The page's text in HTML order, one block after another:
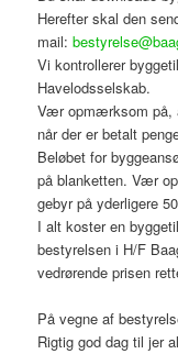
Herefter skal den
mail:
Vi kontrollerer
Havelodsselskab.
Vær opmærksom på,
når der er betalt
Beløbet for
på blanketten. Vær
gebyr på yderligere
I alt koster en
bestyrelsen i H/F
vedrørende prisen
På vegne af
Rigtig god dag til jer